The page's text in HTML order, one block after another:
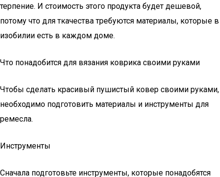
терпение. И стоимость этого продукта будет дешевой,
потому что для ткачества требуются материалы, которые в
изобилии есть в каждом доме.
Что понадобится для вязания коврика своими руками
Чтобы сделать красивый пушистый ковер своими руками,
необходимо подготовить материалы и инструменты для
ремесла.
Инструменты
Сначала подготовьте инструменты, которые понадобятся